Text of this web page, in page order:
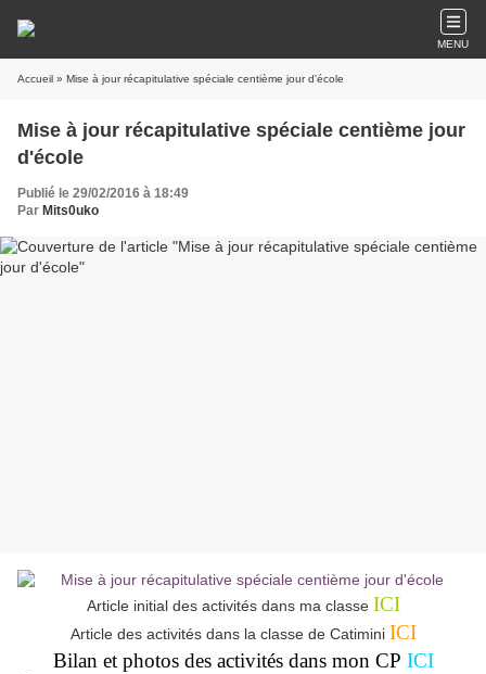
MENU
Accueil » Mise à jour récapitulative spéciale centième jour d'école
Mise à jour récapitulative spéciale centième jour
d'école
Publié le 29/02/2016 à 18:49
Par Mits0uko
Article initial des activités dans ma classe ICI
Article des activités dans la classe de Catimini ICI
Bilan et photos des activités dans mon CP ICI